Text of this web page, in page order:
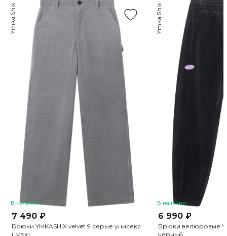
В наличии
Ymka Shix
7 490 ₽
Брюки YMKASHIX velvet 9 серые унисекс
В наличии
Ymka Shix
6 990 ₽
Брюки велюровые
черный